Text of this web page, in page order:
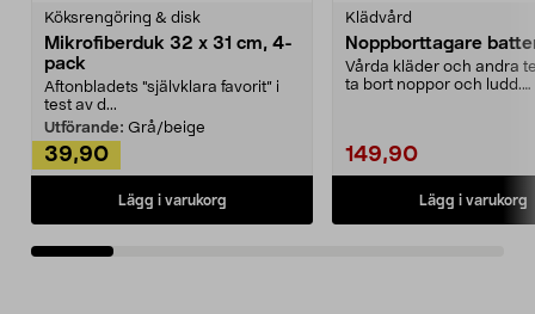
Köksrengöring & disk
Mikrofiberduk 32 x 31 cm, 4-
pack
Aftonbladets "självklara favorit” i
test av d...
Utförande: Grå/beige
39,90
Lägg i varukorg
Klädvård
Noppborttagare
Vårda kläder och andra
ta bort noppor och ludd.
149,90
Lägg i varukorg